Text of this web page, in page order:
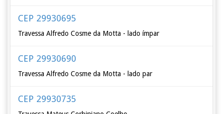
CEP 29930695
Travessa Alfredo Cosme da Motta - lado ímpar
CEP 29930690
Travessa Alfredo Cosme da Motta - lado par
CEP 29930735